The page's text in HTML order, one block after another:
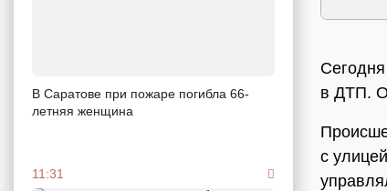
В Саратове при пожаре погибла 66-
летняя женщина
11:31
в ДТП.
с